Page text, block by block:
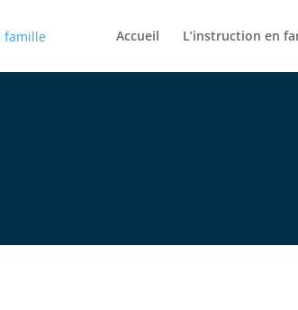
Accueil L’instruction en